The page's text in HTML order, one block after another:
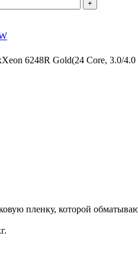
+
6248R Gold(24 Core, 3.0/
пленку, которой